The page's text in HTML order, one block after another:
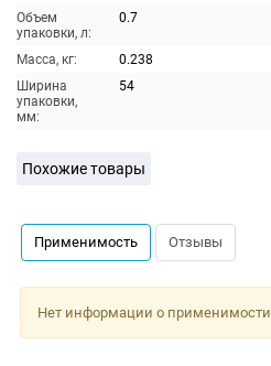
Объем
упаковки, л:
0.7
Масса, кг:
0.238
Ширина
упаковки,
мм:
54
Похожие товары
Применимость Отзывы
Нет информации о применимости